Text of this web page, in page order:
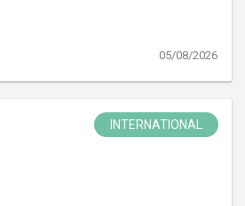
05/08/2026
INTERNATIONAL